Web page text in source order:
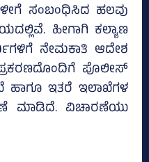
ಸಂಬಂಧಿಸಿದ ಹಲವು
ಹೀಗಾಗಿ ಕಲ್ಯಾಣ
ನೇಮಕಾತಿ ಆದೇಶ
ಪೊಲೀಸ್‌
ಹಾಗೂ ಇತರೆ ಇಲಾಖೆಗಳ
ಮಾಡಿದೆ. ವಿಚಾರಣೆಯು